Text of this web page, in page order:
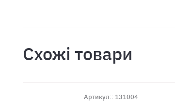
Схожі товари
Артикул:: 131004